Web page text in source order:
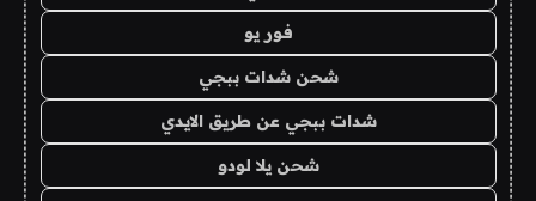
فور يو
شحن شدات ببجي
شدات ببجي عن طريق الايدي
شحن يلا لودو